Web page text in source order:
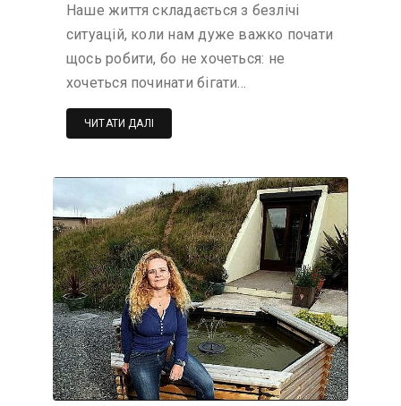
Наше життя складається з безлічі
ситуацій, коли нам дуже важко почати
щось робити, бо не хочеться: не
хочеться починати бігати…
ЧИТАТИ ДАЛІ